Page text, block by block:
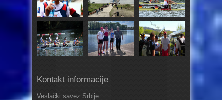
Kontakt informacije
Veslački savez Srbije